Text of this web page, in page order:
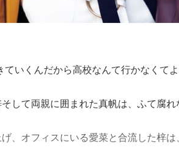
ていくんだから高校なんて行かなくてよ
して両親に囲まれた真帆は、ふて腐れ
、オフィスにいる愛菜と合流した梓